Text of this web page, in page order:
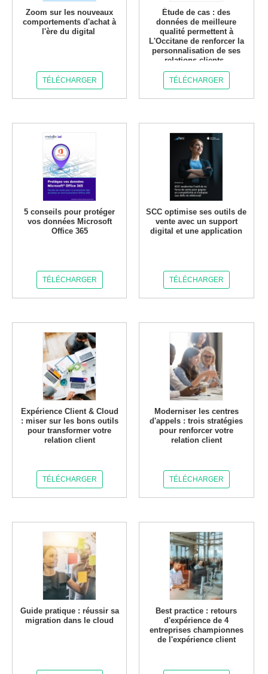
Zoom sur les nouveaux
comportements d'achat à
l'ère du digital
TÉLÉCHARGER
Étude de cas : des
données de meilleure
qualité permettent à
L'Occitane de renforcer la
personnalisation de ses
relations clients.
TÉLÉCHARGER
5 conseils pour protéger
vos données Microsoft
Office 365
TÉLÉCHARGER
SCC optimise ses outils de
vente avec un support
digital et une application
TÉLÉCHARGER
Expérience Client & Cloud
: miser sur les bons outils
pour transformer votre
relation client
TÉLÉCHARGER
Moderniser les centres
d'appels : trois stratégies
pour renforcer votre
relation client
TÉLÉCHARGER
Guide pratique : réussir sa
migration dans le cloud
Best practice : retours
d'expérience de 4
entreprises championnes
de l'expérience client